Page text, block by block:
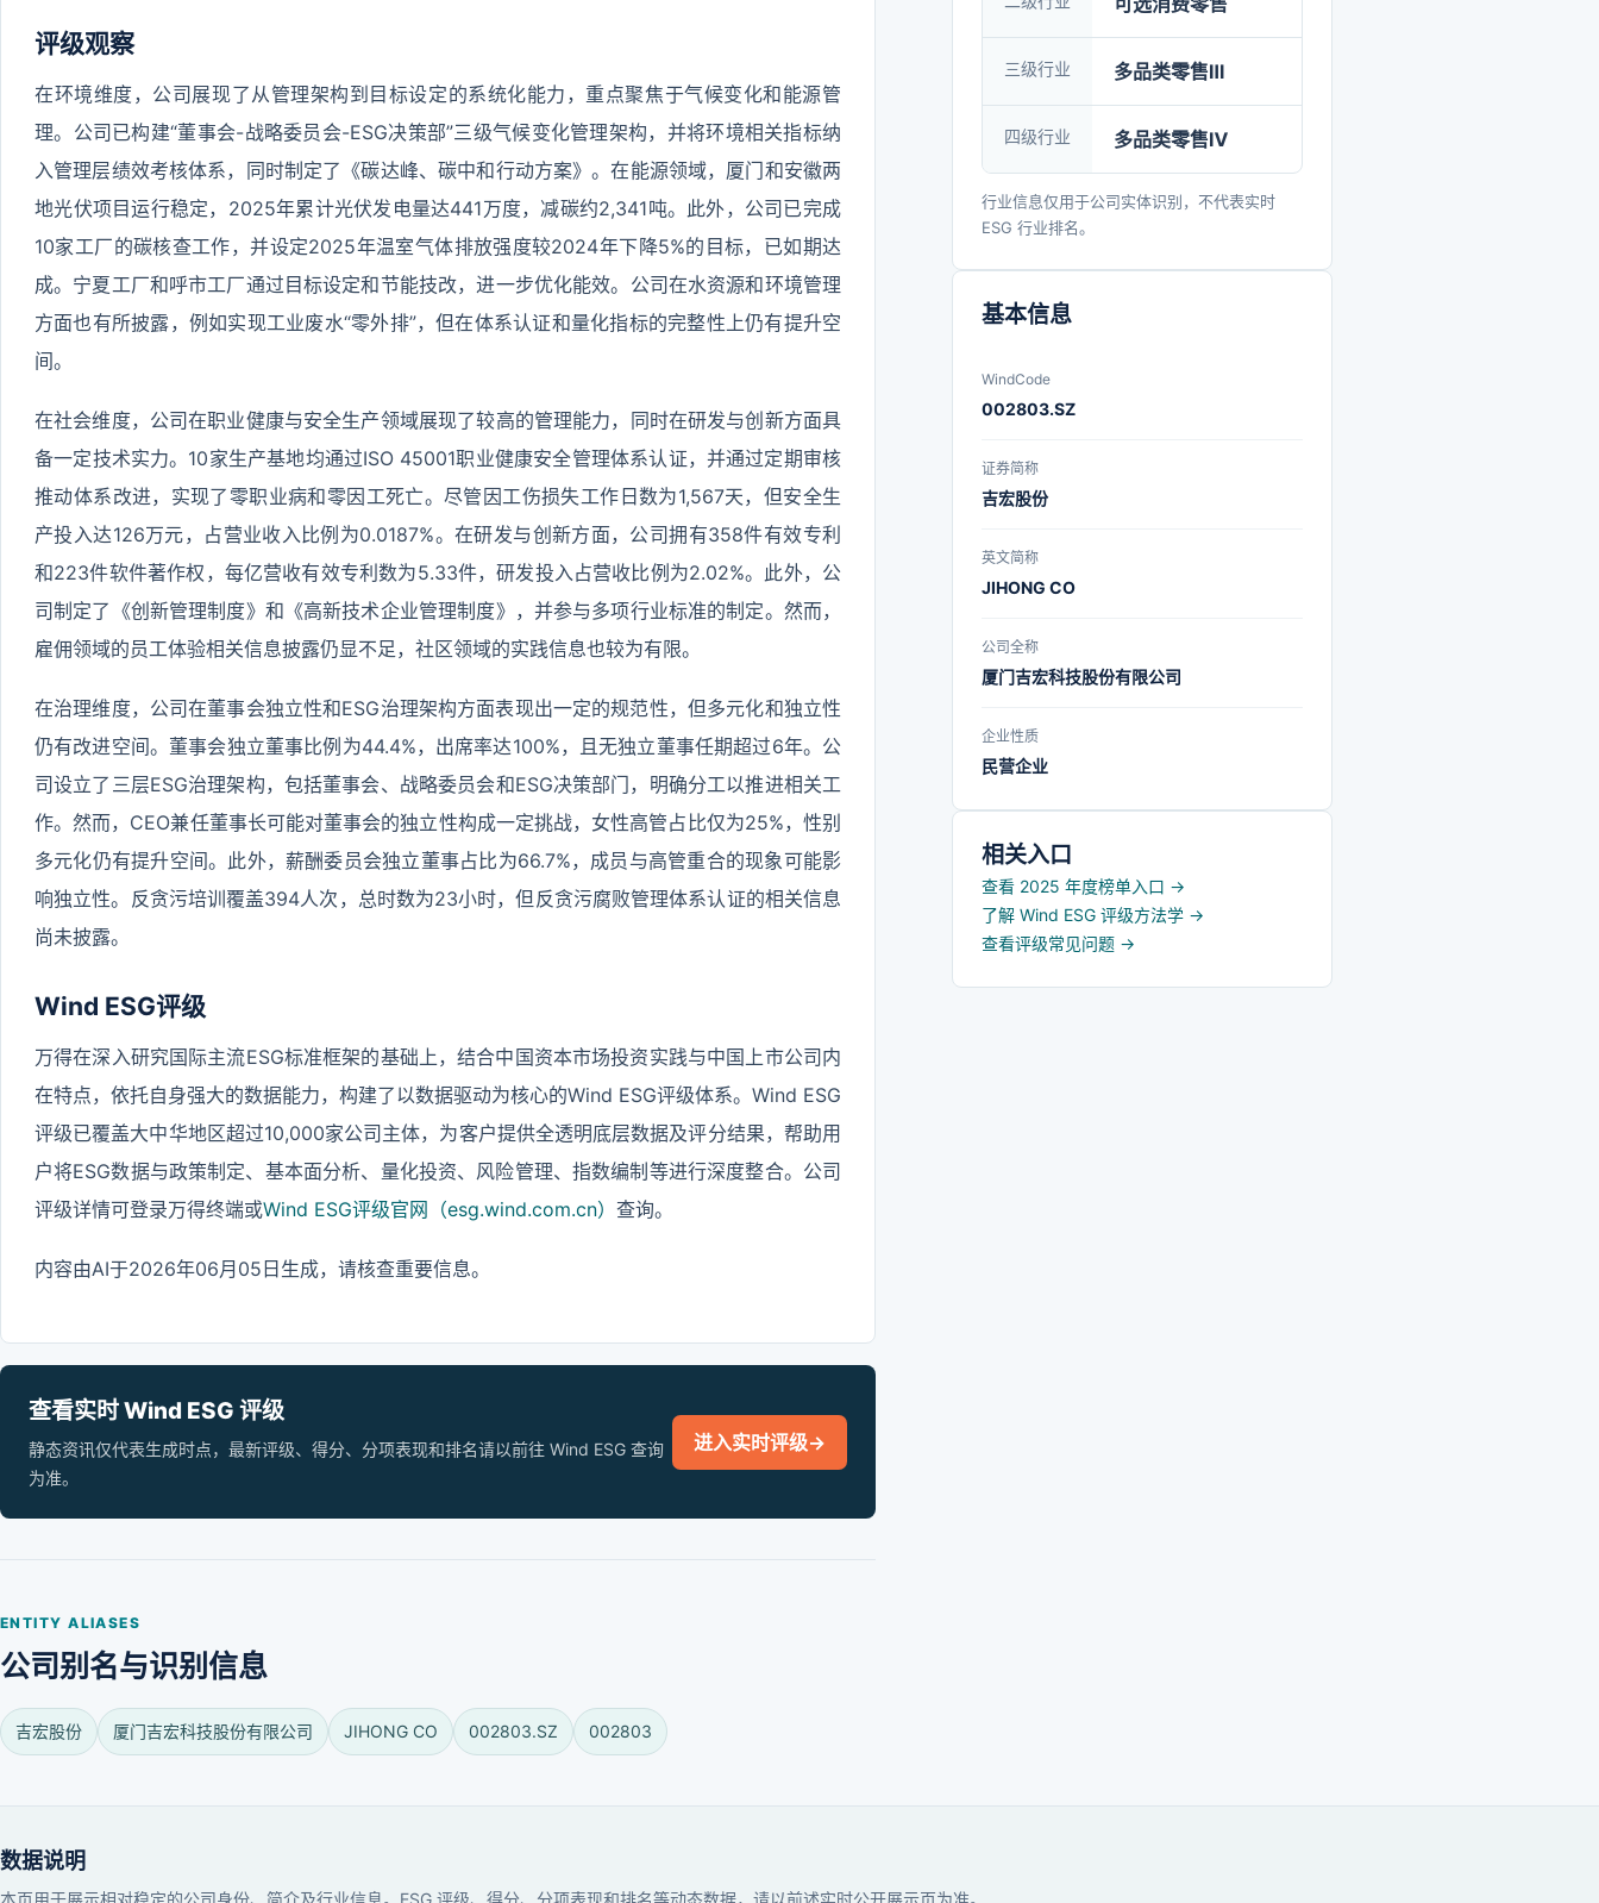
评级观察
在环境维度，公司展现了从管理架构到目标设定的系统化能力，重点聚焦于气候变化和能源管
理。公司已构建“董事会-战略委员会-ESG决策部”三级气候变化管理架构，并将环境相关指标纳
入管理层绩效考核体系，同时制定了《碳达峰、碳中和行动方案》。在能源领域，厦门和安徽两
地光伏项目运行稳定，2025年累计光伏发电量达441万度，减碳约2,341吨。此外，公司已完成
10家工厂的碳核查工作，并设定2025年温室气体排放强度较2024年下降5%的目标，已如期达
成。宁夏工厂和呼市工厂通过目标设定和节能技改，进一步优化能效。公司在水资源和环境管理
方面也有所披露，例如实现工业废水“零外排”，但在体系认证和量化指标的完整性上仍有提升空
间。
在社会维度，公司在职业健康与安全生产领域展现了较高的管理能力，同时在研发与创新方面具
备一定技术实力。10家生产基地均通过ISO 45001职业健康安全管理体系认证，并通过定期审核
推动体系改进，实现了零职业病和零因工死亡。尽管因工伤损失工作日数为1,567天，但安全生
产投入达126万元，占营业收入比例为0.0187%。在研发与创新方面，公司拥有358件有效专利
和223件软件著作权，每亿营收有效专利数为5.33件，研发投入占营收比例为2.02%。此外，公
司制定了《创新管理制度》和《高新技术企业管理制度》，并参与多项行业标准的制定。然而，
雇佣领域的员工体验相关信息披露仍显不足，社区领域的实践信息也较为有限。
在治理维度，公司在董事会独立性和ESG治理架构方面表现出一定的规范性，但多元化和独立性
仍有改进空间。董事会独立董事比例为44.4%，出席率达100%，且无独立董事任期超过6年。公
司设立了三层ESG治理架构，包括董事会、战略委员会和ESG决策部门，明确分工以推进相关工
作。然而，CEO兼任董事长可能对董事会的独立性构成一定挑战，女性高管占比仅为25%，性别
多元化仍有提升空间。此外，薪酬委员会独立董事占比为66.7%，成员与高管重合的现象可能影
响独立性。反贪污培训覆盖394人次，总时数为23小时，但反贪污腐败管理体系认证的相关信息
尚未披露。
Wind ESG评级
万得在深入研究国际主流ESG标准框架的基础上，结合中国资本市场投资实践与中国上市公司内
在特点，依托自身强大的数据能力，构建了以数据驱动为核心的Wind ESG评级体系。Wind ESG
评级已覆盖大中华地区超过10,000家公司主体，为客户提供全透明底层数据及评分结果，帮助用
户将ESG数据与政策制定、基本面分析、量化投资、风险管理、指数编制等进行深度整合。公司
评级详情可登录万得终端或Wind ESG评级官网（esg.wind.com.cn） 查询。
内容由AI于2026年06月05日生成，请核查重要信息。
查看实时 Wind ESG 评级
静态资讯仅代表生成时点，最新评级、得分、分项表现和排名请以前往 Wind ESG 查询
为准。
进入实时评级→
ENTITY ALIASES
公司别名与识别信息
吉宏股份 厦门吉宏科技股份有限公司 JIHONG CO 002803.SZ 002803
管理等方面形成了核心竞争力,先后获
得“厦门最具成长型的企业”,“政府指定
三级行业 多品类零售Ⅲ
四级行业 多品类零售Ⅳ
行业信息仅用于公司实体识别，不代表实时
ESG 行业排名。
基本信息
WindCode
002803.SZ
证券简称
吉宏股份
英文简称
JIHONG CO
公司全称
厦门吉宏科技股份有限公司
企业性质
民营企业
相关入口
查看 2025 年度榜单入口 →
了解 Wind ESG 评级方法学 →
查看评级常见问题 →
数据说明
本页用于展示相对稳定的公司身份、简介及行业信息。ESG 评级、得分、分项表现和排名等动态数据，请以前述实时公开展示页为准。